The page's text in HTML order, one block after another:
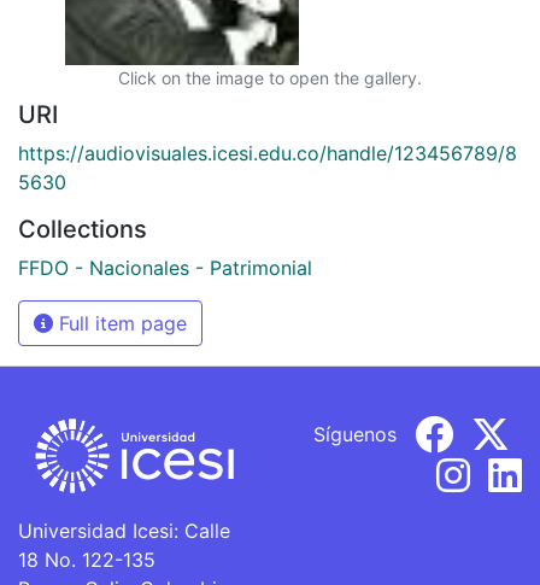
Click on the image to open the gallery.
URI
https://audiovisuales.icesi.edu.co/handle/123456789/8
5630
Collections
FFDO - Nacionales - Patrimonial
Full item page
Universidad Icesi: Calle
18 No. 122-135
Síguenos